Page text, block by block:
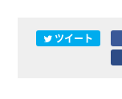
ツイート